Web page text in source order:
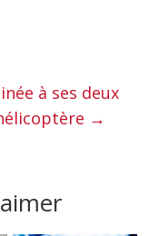
à ses deux
→